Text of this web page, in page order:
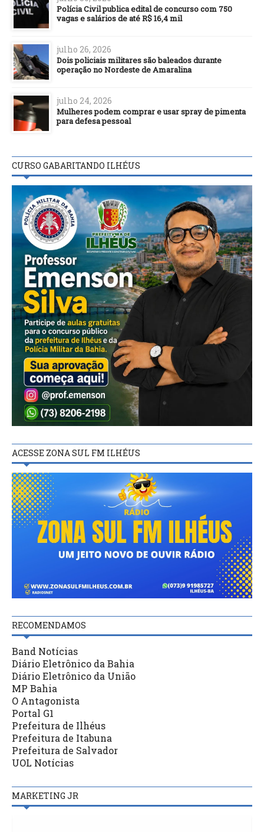
Polícia Civil publica edital de concurso com 750
vagas e salários de até R$ 16,4 mil
julho 26, 2026
Dois policiais militares são baleados durante
operação no Nordeste de Amaralina
julho 24, 2026
Mulheres podem comprar e usar spray de pimenta
para defesa pessoal
CURSO GABARITANDO ILHÉUS
ACESSE ZONA SUL FM ILHÉUS
RECOMENDAMOS
Band Notícias
Diário Eletrônico da Bahia
Diário Eletrônico da União
MP Bahia
O Antagonista
Portal G1
Prefeitura de Ilhéus
Prefeitura de Itabuna
Prefeitura de Salvador
UOL Notícias
MARKETING JR